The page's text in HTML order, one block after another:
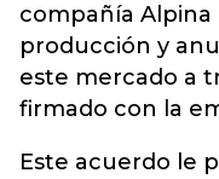
compañía Alpina
producción y
este mercado a
firmado con la
Este acuerdo le